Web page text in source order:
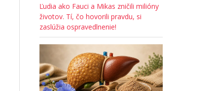
Ľudia ako Fauci a Mikas zničili milióny
životov. Tí, čo hovorili pravdu, si
zaslúžia ospravedlnenie!